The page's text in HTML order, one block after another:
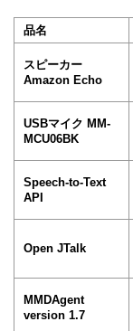
品名
スピーカー
Amazon Echo
USBマイク MM-
MCU06BK
Speech-to-Text
API
Open JTalk
MMDAgent
version 1.7